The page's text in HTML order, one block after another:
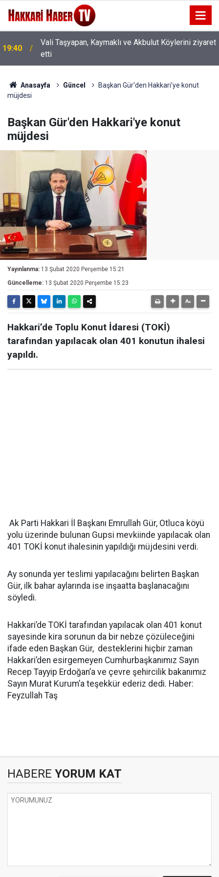
19:40
Vali Taşyapan, Kaymaklı ve Akbulut Köylerini ziyaret
etti
Anasayfa Güncel
Başkan Gür'den Hakkari'ye konut
müjdesi
Başkan Gür'den Hakkari'ye konut
müjdesi
Yayınlanma: 13 Şubat 2020 Perşembe 15:21
Güncelleme: 13 Şubat 2020 Perşembe 15:23
Hakkari’de Toplu Konut İdaresi (TOKİ)
tarafından yapılacak olan 401 konutun ihalesi
yapıldı.
Ak Parti Hakkari İl Başkanı Emrullah Gür, Otluca köyü
yolu üzerinde bulunan Gupsi mevkiinde yapılacak olan
401 TOKİ konut ihalesinin yapıldığı müjdesini verdi.
Ay sonunda yer teslimi yapılacağını belirten Başkan
Gür, ilk bahar aylarında ise inşaatta başlanacağını
söyledi.
Hakkari’de TOKİ tarafından yapılacak olan 401 konut
sayesinde kira sorunun da bir nebze çözüleceğini
ifade eden Başkan Gür, desteklerini hiçbir zaman
Hakkari’den esirgemeyen Cumhurbaşkanımız Sayın
Recep Tayyip Erdoğan’a ve çevre şehircilik bakanımız
Sayın Murat Kurum’a teşekkür ederiz dedi. Haber:
Feyzullah Taş
HABERE YORUM KAT